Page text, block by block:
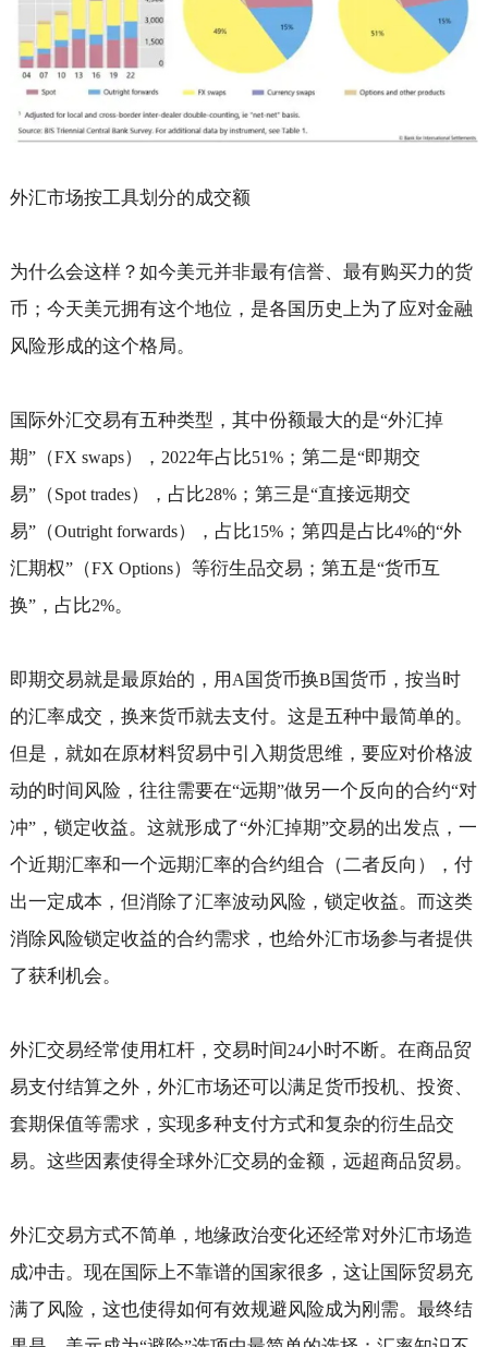
外汇市场按工具划分的成交额
为什么会这样？如今美元并非最有信誉、最有购买力的货
币；今天美元拥有这个地位，是各国历史上为了应对金融
风险形成的这个格局。
国际外汇交易有五种类型，其中份额最大的是“外汇掉
期”（FX swaps）， 2022年占比51%；第二是“即期交
易”（Spot trades），占比28%；第三是“直接远期交
易”（Outright forwards），占比15%；第四是占比4%的“外
汇期权”（FX Options）等衍生品交易；第五是“货币互
换”，占比2%。
即期交易就是最原始的，用 A国货币换B 国货币，按当时
的汇率成交，换来货币就去支付。这是五种中最简单的。
但是，就如在原材料贸易中引入期货思维，要应对价格波
动的时间风险，往往需要在“远期”做另一个反向的合约“对
冲”，锁定收益。这就形成了“外汇掉期”交易的出发点，一
个近期汇率和一个远期汇率的合约组合（二者反向），付
出一定成本，但消除了汇率波动风险，锁定收益。而这类
消除风险锁定收益的合约需求，也给外汇市场参与者提供
了获利机会。
外汇交易经常使用杠杆，交易时间 24小时不断。在商品贸
易支付结算之外，外汇市场还可以满足货币投机、投资、
套期保值等需求，实现多种支付方式和复杂的衍生品交
易。这些因素使得全球外汇交易的金额，远超商品贸易。
外汇交易方式不简单，地缘政治变化还经常对外汇市场造
成冲击。现在国际上不靠谱的国家很多，这让国际贸易充
满了风险，这也使得如何有效规避风险成为刚需。最终结